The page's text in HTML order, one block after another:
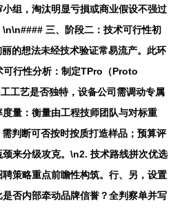
组，淘汰明显亏損或商业假设不强过
三、阶段二：技术可行性初
的想法未经技术验证常易流产。此环
可行性分析：制定TPro（Proto
工艺是否独特，设备公司需调动专属
量：衡量由工程技师团队与对标重
判断可否按时按质打造样品；预算评
来分级攻克。\n2. 技术路线拼次优选
策略重点前瞻性构筑。行、另，设置
否内部牵动品牌信誉？全判察单并写